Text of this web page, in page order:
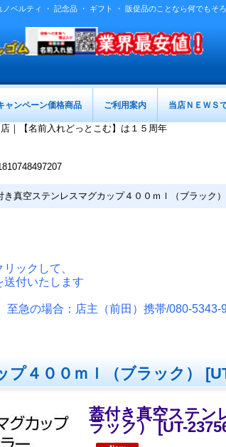
ベルティ ・ 記念品 ・ ギフト ・ 販促品のことなら何でもそ
ャンペーン価格商品 ご利用案内 当店ＮＥＷＳ
｜【名前入れどっとこむ】は１５周年
き真空ステンレスマグカップ４００ｍｌ（ブラック）
ックして、
付いたします
急の場合：店主（前田）携帯/080-5343-
４００ｍｌ（ブラック） [
蓋付き真空ステン
ラック） [UT-